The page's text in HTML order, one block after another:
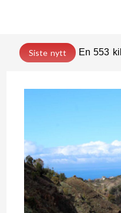
Siste nytt En 553